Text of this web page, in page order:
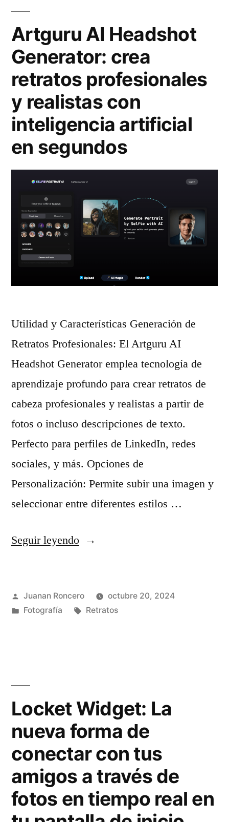
i
z
a
r
P
i
C
o
g
p
a
r
a
c
r
e
a
r
i
á
r
a
t
v
Artguru AI Headshot
Generator: crea
retratos profesionales
y realistas con
inteligencia artificial
en segundos
Utilidad y Características Generación de
Retratos Profesionales: El Artguru AI
Headshot Generator emplea tecnología de
aprendizaje profundo para crear retratos de
cabeza profesionales y realistas a partir de
fotos o incluso descripciones de texto.
Perfecto para perfiles de LinkedIn, redes
sociales, y más. Opciones de
Personalización: Permite subir una imagen y
seleccionar entre diferentes estilos …
Seguir leyendo«
t
A
I
H
e
a
d
s
Publicado
por
Juanan Roncero
octubre 20, 2024
Publicado
Fotografía Etiquetas:
Retratos
Locket Widget: La
nueva forma de
conectar con tus
amigos a través de
fotos en tiempo real en